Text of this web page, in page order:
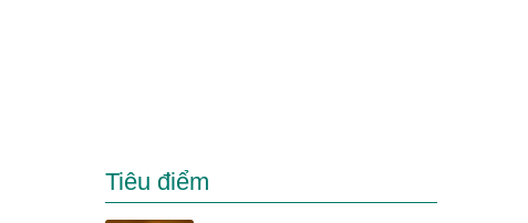
Tiêu điểm